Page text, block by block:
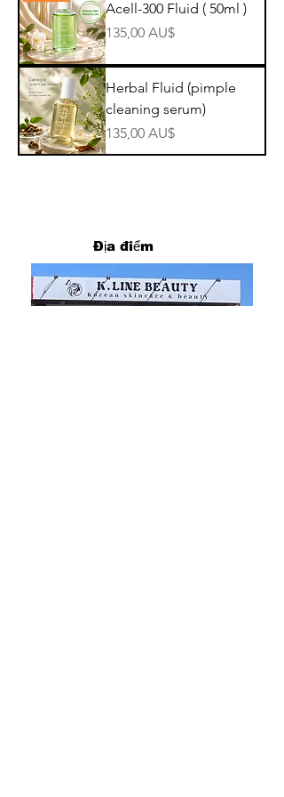
Acell-300 Fluid ( 50ml )
Giá
135,00 AU$
Herbal Fluid (pimple
cleaning serum)
Giá
135,00 AU$
Địa điểm